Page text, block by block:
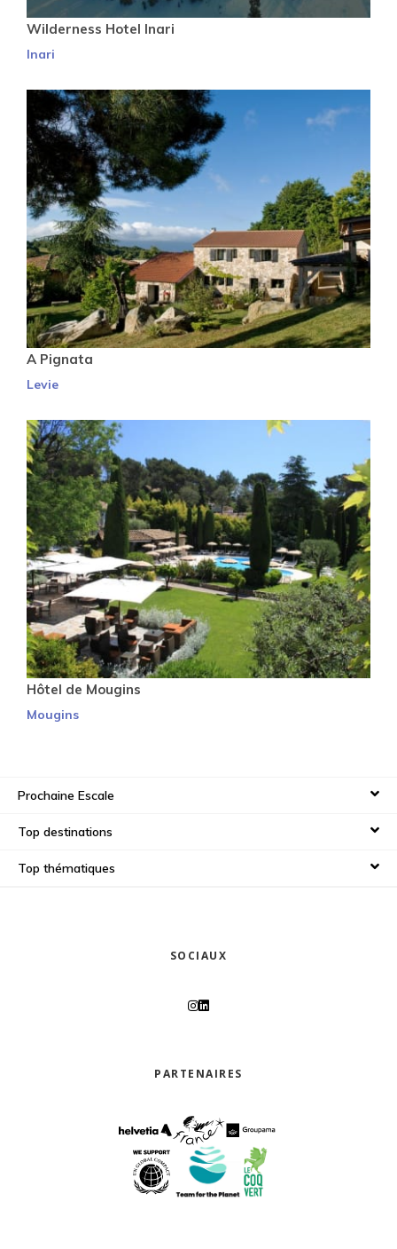
Wilderness Hotel Inari
Inari
A Pignata
Levie
Hôtel de Mougins
Mougins
Prochaine Escale
Top destinations
Top thématiques
SOCIAUX
PARTENAIRES